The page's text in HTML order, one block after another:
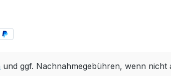
und ggf. Nachnahmegebühren, wenn nicht